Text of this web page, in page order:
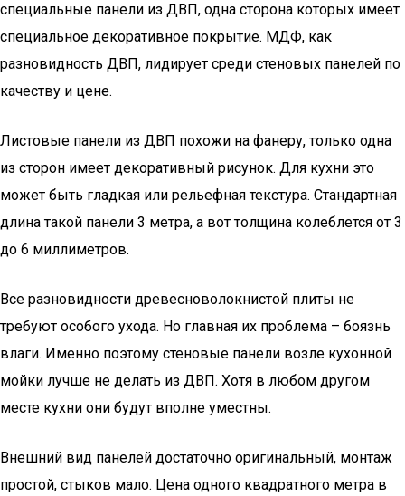
специальные панели из ДВП, одна сторона которых имеет
специальное декоративное покрытие. МДФ, как
разновидность ДВП, лидирует среди стеновых панелей по
качеству и цене.
Листовые панели из ДВП похожи на фанеру, только одна
из сторон имеет декоративный рисунок. Для кухни это
может быть гладкая или рельефная текстура. Стандартная
длина такой панели 3 метра, а вот толщина колеблется от 3
до 6 миллиметров.
Все разновидности древесноволокнистой плиты не
требуют особого ухода. Но главная их проблема – боязнь
влаги. Именно поэтому стеновые панели возле кухонной
мойки лучше не делать из ДВП. Хотя в любом другом
месте кухни они будут вполне уместны.
Внешний вид панелей достаточно оригинальный, монтаж
простой, стыков мало. Цена одного квадратного метра в